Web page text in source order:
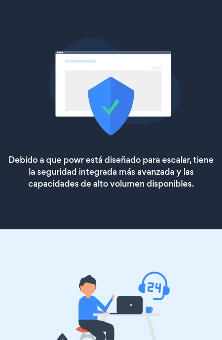
Debido a que powr está diseñado para escalar, tiene
la seguridad integrada más avanzada y las
capacidades de alto volumen disponibles.